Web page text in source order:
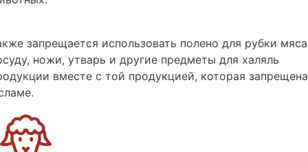
запрещается использовать полено для рубки
ножи, утварь и другие предметы для халяль
вместе с той продукцией, которая